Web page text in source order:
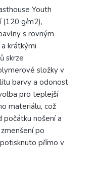
Youth
(120 g/m2),
s rovným
krátkými
skrze
složky v
barvy a odonost
pro teplejší
materiálu, což
počátku nošení a
po
přímo v